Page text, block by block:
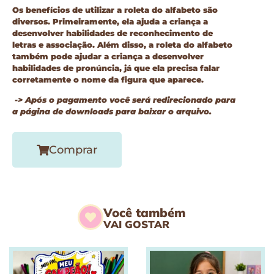
Os benefícios de utilizar a roleta do alfabeto são
diversos. Primeiramente, ela ajuda a criança a
desenvolver habilidades de reconhecimento de
letras e associação. Além disso, a roleta do alfabeto
também pode ajudar a criança a desenvolver
habilidades de pronúncia, já que ela precisa falar
corretamente o nome da figura que aparece.
-> Após o pagamento você será redirecionado para
a página de downloads para baixar o arquivo.
Comprar
Você também
VAI GOSTAR